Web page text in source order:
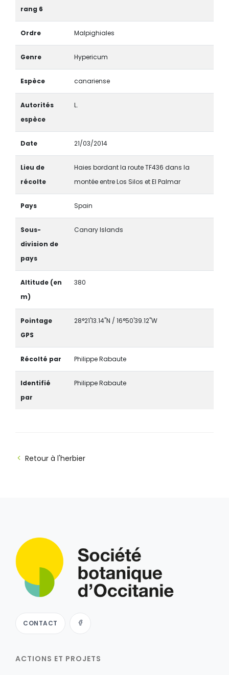
rang 6
Ordre Malpighiales
Genre Hypericum
Espèce canariense
Autorités
espèce
L.
Date 21/03/2014
Lieu de
récolte
Haies bordant la route TF436 dans la
montée entre Los Silos et El Palmar
Pays Spain
Sous-
division de
pays
Canary Islands
Altitude (en
m)
380
Pointage
GPS
28°21'13.14"N / 16°50'39.12"W
Récolté par Philippe Rabaute
Identifié
par
Philippe Rabaute
Retour à l'herbier
CONTACT
ACTIONS ET PROJETS